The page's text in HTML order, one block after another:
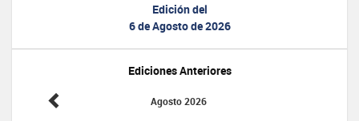
Edición del
6 de Agosto de 2026
Ediciones Anteriores
Agosto 2026